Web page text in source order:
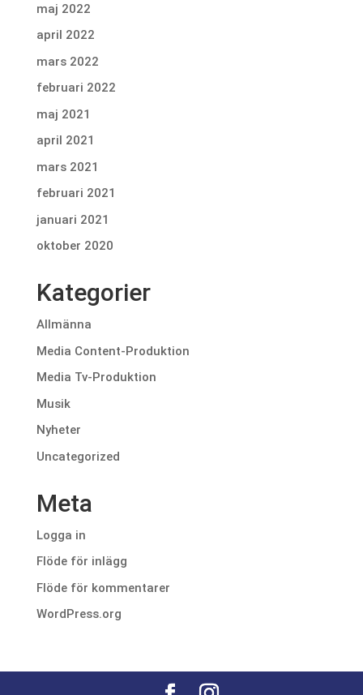
maj 2022
april 2022
mars 2022
februari 2022
maj 2021
april 2021
mars 2021
februari 2021
januari 2021
oktober 2020
Kategorier
Allmänna
Media Content-Produktion
Media Tv-Produktion
Musik
Nyheter
Uncategorized
Meta
Logga in
Flöde för inlägg
Flöde för kommentarer
WordPress.org